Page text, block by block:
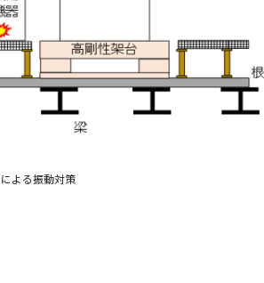
よる振動対策